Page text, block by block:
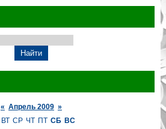
« Апрель 2009 »
ВТ СР ЧТ ПТ СБ ВС